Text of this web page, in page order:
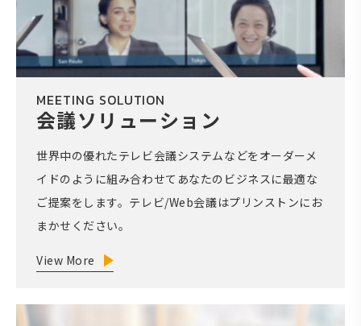
MEETING SOLUTION
会議ソリューション
世界中の優れたテレビ会議システムなどをオーダーメ
イドのように組み合わせてあなたのビジネスに最適な
ご提案をします。テレビ/Web会議はプリンストンにお
まかせください。
View More